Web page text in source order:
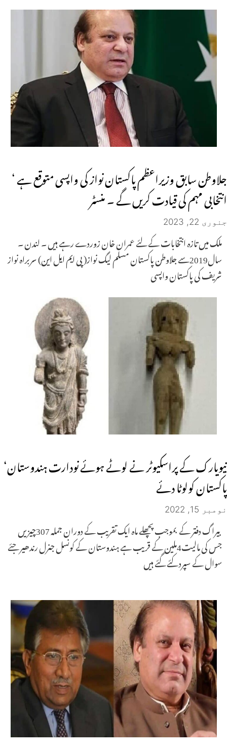
جلاوطن سابق وزیراعظم پاکستان نواز کی واپسی متوقع ہے ‘
انتخابی مہم کی قیادت کریں گے ۔ منسٹر
جنوری 22, 2023
ملک میں تازہ انتخابات کے لئے عمران خان زوردے رہے ہیں ۔ لندن ۔
سال2019سے جلاوطن پاکستان مسلم لیگ نواز( پی ایم ایل این) سربراہ نواز
شریف کی پاکستان واپسی
نیویارک کے پراسکیوٹر نے لوٹے ہوئے نودارت ہندوستان‘
پاکستان کولوٹا دئے
نومبر 15, 2022
بیراگ دفتر کے بموجب پچھلے ماہ ایک تقریب کے دوران جملہ 307چیزیں
جس کی مالیت4ملین کے قریب ہے ہندوستان کے کونسل جنرل رندھیر جئے
سوال کے سپرد کئے گئے ہیں